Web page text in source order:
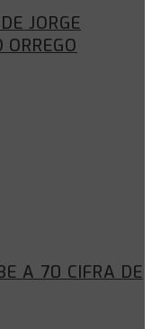
JORGE
A 70 CIFRA DE